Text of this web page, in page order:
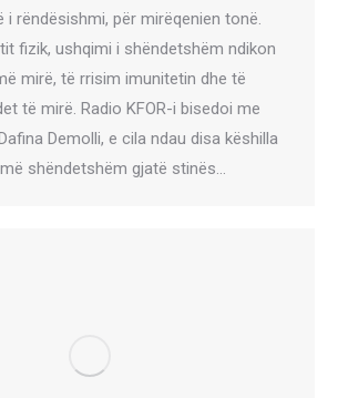
i rëndësishmi, për mirëqenien tonë.
fizik, ushqimi i shëndetshëm ndikon
mirë, të rrisim imunitetin dhe të
të mirë. Radio KFOR-i bisedoi me
Demolli, e cila ndau disa këshilla
shëndetshëm gjatë stinës…